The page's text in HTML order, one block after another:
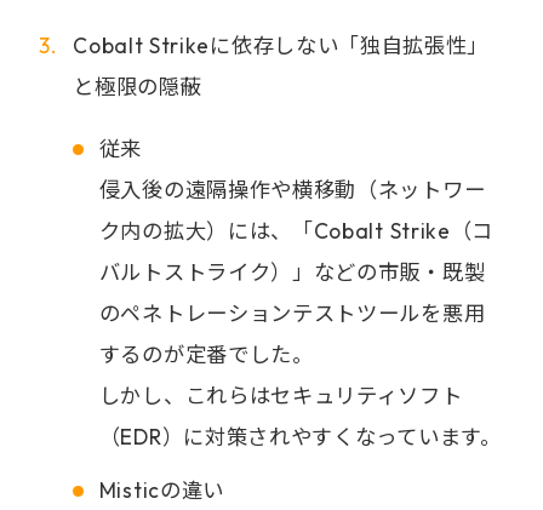
Cobalt Strikeに依存しない「独自拡張性」
と極限の隠蔽
従来
侵入後の遠隔操作や横移動（ネットワー
ク内の拡大）には、「Cobalt Strike（コ
バルトストライク）」などの市販・既製
のペネトレーションテストツールを悪用
するのが定番でした。
しかし、これらはセキュリティソフト
（EDR）に対策されやすくなっています。
Misticの違い